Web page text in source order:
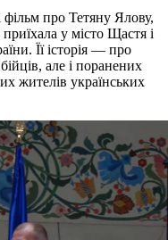
фільм про Тетяну Ялову,
у місто Щастя і
Її історія — про
але і поранених
жителів українських